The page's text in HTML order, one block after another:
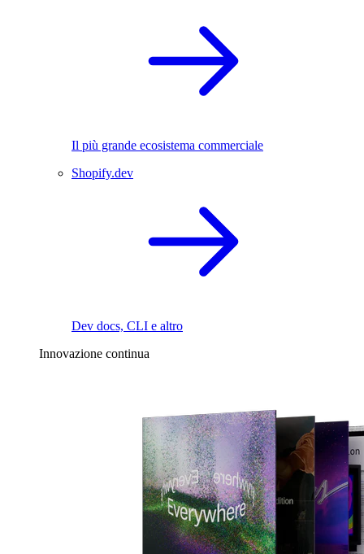
Il più grande ecosistema commerciale
Shopify.dev
Dev docs, CLI e altro
Innovazione continua